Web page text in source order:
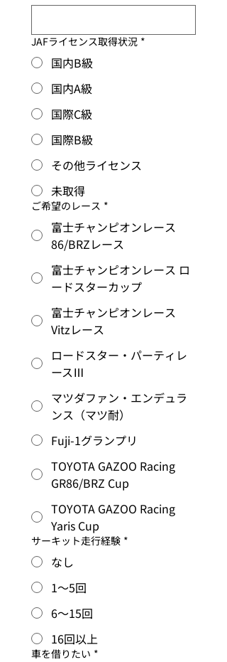
JAFライセンス取得状況 *
国内B級
国内A級
国際C級
国際B級
その他ライセンス
未取得
ご希望のレース *
富士チャンピオンレース
86/BRZレース
富士チャンピオンレース ロ
ードスターカップ
富士チャンピオンレース
Vitzレース
ロードスター・パーティレ
ースⅢ
マツダファン・エンデュラ
ンス（マツ耐）
Fuji-1グランプリ
TOYOTA GAZOO Racing
GR86/BRZ Cup
TOYOTA GAZOO Racing
Yaris Cup
サーキット走行経験 *
なし
1～5回
6～15回
16回以上
車を借りたい *